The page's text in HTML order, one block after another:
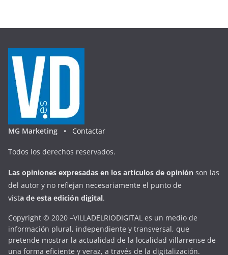
MG Marketing • Contactar
Todos los derechos reservados.
Las opiniones expresadas en los artículos de opinión son las
del autor y no reflejan necesariamente el punto de
vista de esta edición digital.
Copyright © 2020 –VILLADELRIODIGITAL es un medio de
información plural, independiente y transversal, que
pretende mostrar la actualidad de la localidad villarrense de
una forma eficiente y veraz, a través de la digitalización.